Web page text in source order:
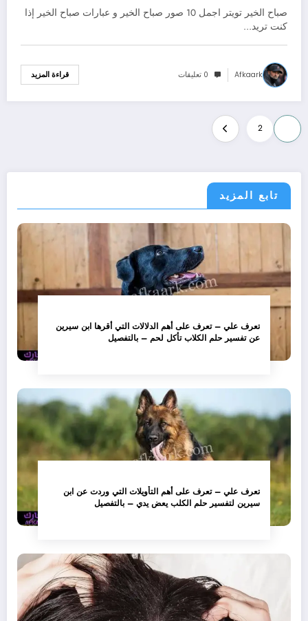
صباح الخير تويتر اجمل 10 صور صباح الخير و عبارات صباح الخير إذا
كنت تريد…
Afkaark 0 تعليقات قراءة المزيد
تعدد
صفحات
المقالات
2
تابع المزيد
تعرف علي – تعرف على أهم الدلالات التي أقرها ابن سيرين
عن تفسير حلم الكلاب تأكل لحم – بالتفصيل
تعرف علي – تعرف على أهم التأويلات التي وردت عن ابن
سيرين لتفسير حلم الكلب يعض يدي – بالتفصيل